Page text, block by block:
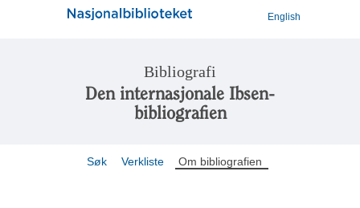
English
Bibliografi
Den internasjonale Ibsen-
bibliografien
Søk Verkliste Om bibliografien